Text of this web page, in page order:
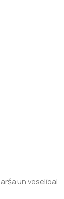
un veselībai